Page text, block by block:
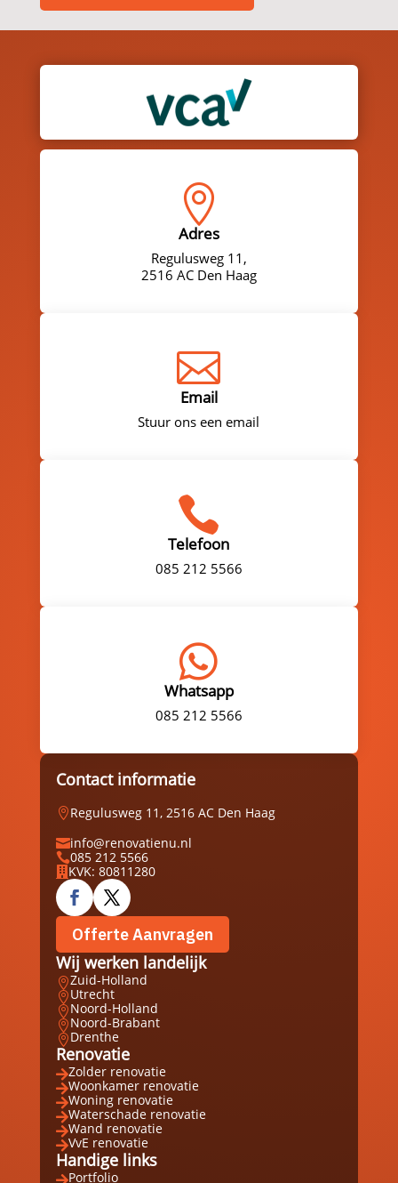

Adres
Regulusweg 11,
2516 AC Den Haag

Email
Stuur ons een email

Telefoon
085 212 5566

Whatsapp
085 212 5566
Contact informatie
Regulusweg 11, 2516 AC Den Haag
info@renovatienu.nl
085 212 5566
 KVK: 80811280
Offerte Aanvragen
Wij werken landelijk
Zuid-Holland
Utrecht
Noord-Holland
Noord-Brabant
Drenthe
Renovatie
Zolder renovatie
Woonkamer renovatie
Woning renovatie
Waterschade renovatie
Wand renovatie
VvE renovatie
Handige links
Portfolio